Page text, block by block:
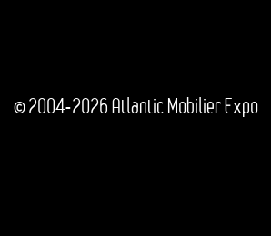
© 2004-2026 Atlantic Mobilier Expo